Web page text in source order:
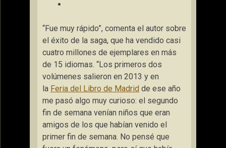
“Fue muy rápido”, comenta el autor sobre
el éxito de la saga, que ha vendido casi
cuatro millones de ejemplares en más
de 15 idiomas. “Los primeros dos
volúmenes salieron en 2013 y en
la Feria del Libro de Madrid de ese año
me pasó algo muy curioso: el segundo
fin de semana venían niños que eran
amigos de los que habían venido el
primer fin de semana. No pensé que